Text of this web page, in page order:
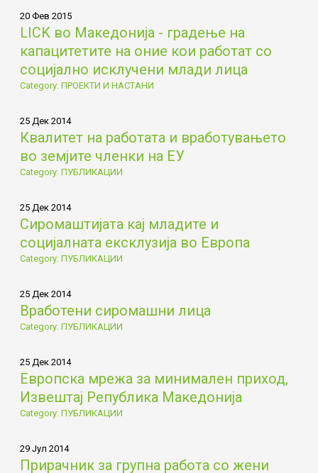
20 Фев 2015
LICK во Македонија - градење на
капацитетите на оние кои работат со
социјално исклучени млади лица
Category: ПРОЕКТИ И НАСТАНИ
25 Дек 2014
Квалитет на работата и вработувањето
во земјите членки на ЕУ
Category: ПУБЛИКАЦИИ
25 Дек 2014
Сиромаштијата кај младите и
социјалната ексклузија во Европа
Category: ПУБЛИКАЦИИ
25 Дек 2014
Вработени сиромашни лица
Category: ПУБЛИКАЦИИ
25 Дек 2014
Европска мрежа за минимален приход,
Извештај Република Македонија
Category: ПУБЛИКАЦИИ
29 Јул 2014
Прирачник за групна работа со жени